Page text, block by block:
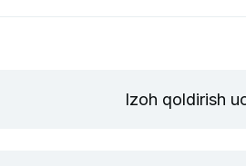
Izoh qoldirish